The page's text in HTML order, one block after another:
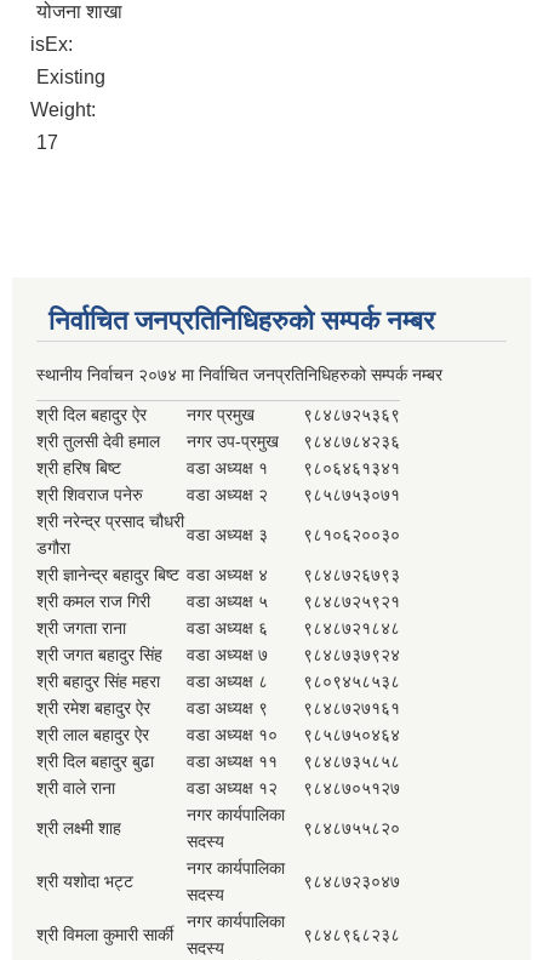
योजना शाखा
isEx:
Existing
Weight:
17
निर्वाचित जनप्रतिनिधिहरुको सम्पर्क नम्बर
स्थानीय निर्वाचन २०७४ मा निर्वाचित जनप्रतिनिधिहरुको सम्पर्क नम्बर
श्री दिल बहादुर ऐर नगर प्रमुख
९८४८७२५३६९
श्री तुलसी देवी हमाल
नगर उप-प्रमुख
९८४८७८४२३६
श्री हरिष बिष्ट
वडा अध्यक्ष १
९८०६४६१३४१
श्री शिवराज पनेरु
वडा अध्यक्ष २
९८५८७५३०७१
श्री नरेन्द्र प्रसाद चौधरी
डगौरा
वडा अध्यक्ष ३ ९८१०६२००३०
श्री ज्ञानेन्द्र बहादुर बिष्ट वडा अध्यक्ष ४
९८४८७२६७९३
श्री कमल राज गिरी
वडा अध्यक्ष ५
९८४८७२५९२१
श्री जगता राना
वडा अध्यक्ष ६
९८४८७२१८४८
श्री जगत बहादुर सिंह
वडा अध्यक्ष ७
९८४८७३७९२४
श्री बहादुर सिंह महरा
वडा अध्यक्ष ८
९८०९४५८५३८
श्री रमेश बहादुर ऐर
वडा अध्यक्ष ९
९८४८७२७१६१
श्री लाल बहादुर ऐर
वडा अध्यक्ष १०
९८५८७५०४६४
श्री दिल बहादुर बुढा
वडा अध्यक्ष ११
९८४८७३५८५८
श्री वाले राना
वडा अध्यक्ष १२ ९८४८७०५१२७
श्री लक्ष्मी शाह
नगर कार्यपालिका
सदस्य
९८४८७५५८२०
श्री यशोदा भट्ट
नगर कार्यपालिका
सदस्य
९८४८७२३०४७
श्री विमला कुमारी सार्की
नगर कार्यपालिका
सदस्य
९८४८९६८२३८